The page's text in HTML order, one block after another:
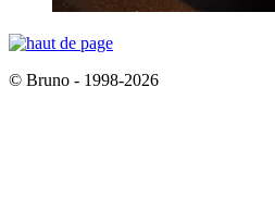
© Bruno - 1998-2026